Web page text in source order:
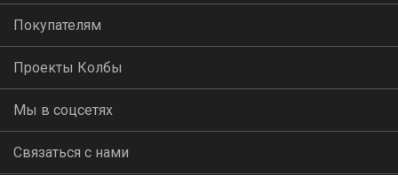
Покупателям
Проекты Колбы
Мы в соцсетях
Связаться с нами